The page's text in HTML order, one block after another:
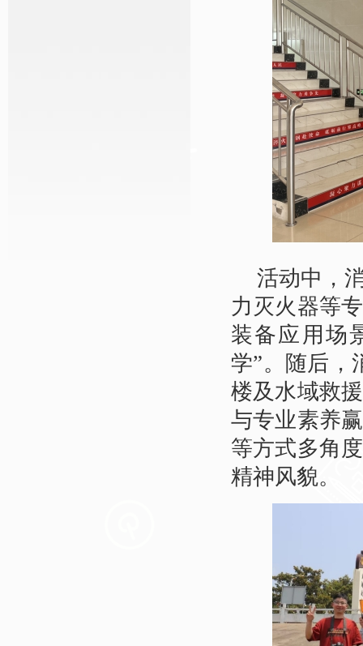
活动中，
力灭火器等
装备应用场
学”。随后，
楼及水域救
与专业素养
等方式多角
精神风貌。